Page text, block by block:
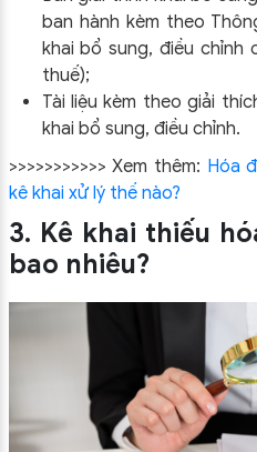
ban hành kèm theo
khai bổ sung, điều chỉnh
thuế);
Tài liệu kèm theo giải
khai bổ sung, điều chỉnh.
>>>>>>>>>>> Xem thêm: Hóa
kê khai xử lý thế nào?
3. Kê khai thiếu
bao nhiêu?